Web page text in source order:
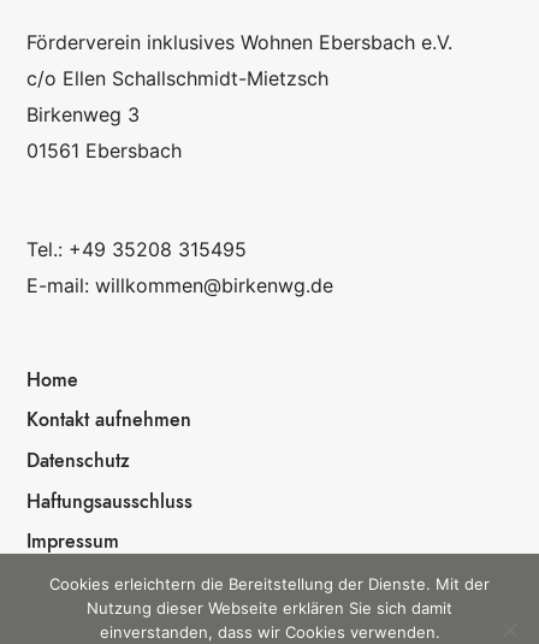
Förderverein inklusives Wohnen Ebersbach e.V.
c/o Ellen Schallschmidt-Mietzsch
Birkenweg 3
01561 Ebersbach
Tel.: +49 35208 315495
E-mail: willkommen@birkenwg.de
Home
Kontakt aufnehmen
Datenschutz
Haftungsausschluss
Impressum
Cookies erleichtern die Bereitstellung der Dienste. Mit der
Nutzung dieser Webseite erklären Sie sich damit
einverstanden, dass wir Cookies verwenden.